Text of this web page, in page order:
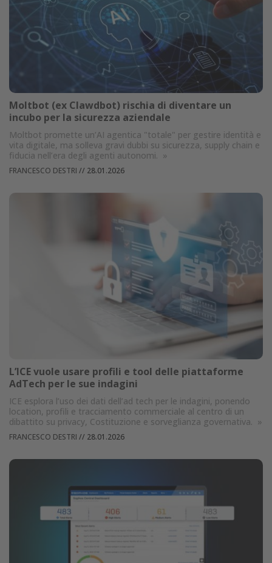
Moltbot (ex Clawdbot) rischia di diventare un
incubo per la sicurezza aziendale
Moltbot promette un’AI agentica "totale" per gestire identità e
vita digitale, ma solleva gravi dubbi su sicurezza, supply chain e
fiducia nell’era degli agenti autonomi. »
FRANCESCO DESTRI // 28.01.2026
L’ICE vuole usare profili e tool delle piattaforme
AdTech per le sue indagini
ICE esplora l’uso dei dati dell’ad tech per le indagini, ponendo
location, profili e tracciamento commerciale al centro di un
dibattito su privacy, Costituzione e sorveglianza governativa. »
FRANCESCO DESTRI // 28.01.2026